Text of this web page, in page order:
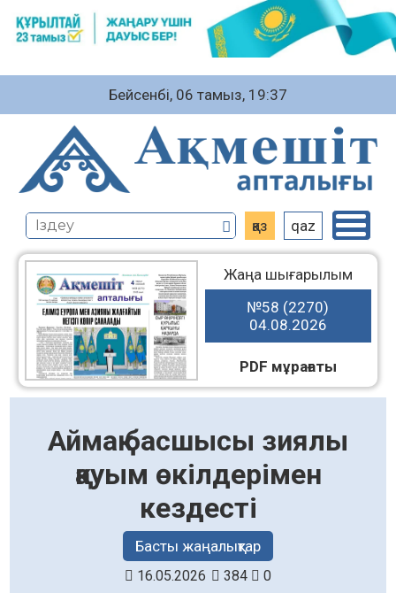
Бейсенбі, 06 тамыз, 19:37
қаз qaz
Жаңа шығарылым
№58 (2270)
04.08.2026
PDF мұрағаты
Аймақ басшысы зиялы
қауым өкілдерімен
кездесті
Басты жаңалықтар
16.05.2026 384 0